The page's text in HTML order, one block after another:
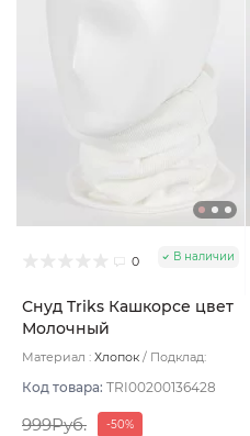
0 В наличии
Снуд Triks Кашкорсе цвет
Молочный
Материал : Хлопок
Подклад:
Код товара: TRI00200136428
999Руб. -50%